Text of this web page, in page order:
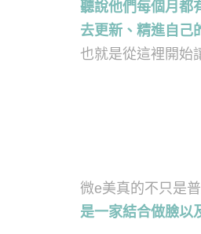
聽說他們每個月都
去更新、精進自己
也就是從這裡開始
微e美真的不只是
是一家結合做臉以